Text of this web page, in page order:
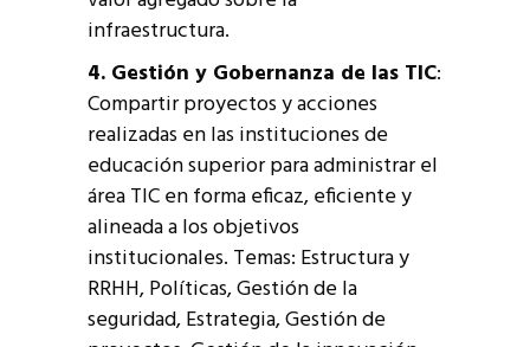
infraestructura.
4. Gestión y Gobernanza de las TIC:
Compartir proyectos y acciones
realizadas en las instituciones de
educación superior para administrar el
área TIC en forma eficaz, eficiente y
alineada a los objetivos
institucionales. Temas: Estructura y
RRHH, Políticas, Gestión de la
seguridad, Estrategia, Gestión de